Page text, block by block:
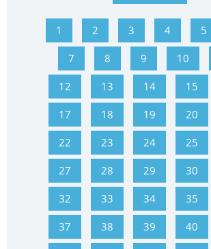
1 2 3 4 5
7 8 9 10
12 13 14 15
17 18 19 20
22 23 24 25
27 28 29 30
32 33 34 35
37 38 39 40